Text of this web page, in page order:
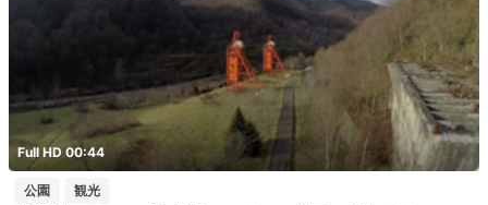
Full HD 00:44
公園 観光